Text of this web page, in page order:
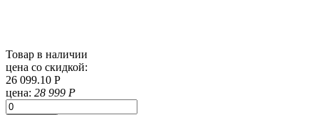
Товар в наличии
цена со скидкой:
26 099.10 Р
цена: 28 999 Р